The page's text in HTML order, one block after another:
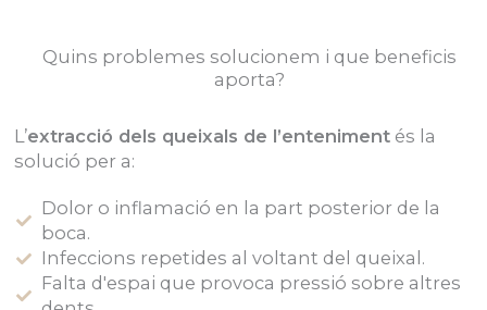
Quins problemes solucionem i que beneficis
aporta?
L’extracció dels queixals de l’enteniment és la
solució per a:
Dolor o inflamació en la part posterior de la
boca.
Infeccions repetides al voltant del queixal.
Falta d'espai que provoca pressió sobre altres